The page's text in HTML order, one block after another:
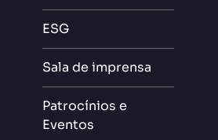
ESG
Sala de imprensa
Patrocínios e
Eventos